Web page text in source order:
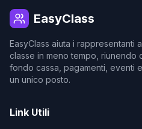
EasyClass
EasyClass aiuta i rappresentanti
classe in meno tempo, riunendo
fondo cassa, pagamenti, eventi
un unico posto.
Link Utili